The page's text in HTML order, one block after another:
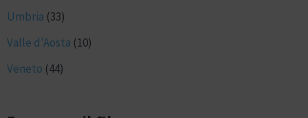
Umbria (33)
Valle d'Aosta (10)
Veneto (44)